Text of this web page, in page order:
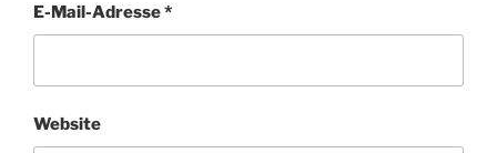
E-Mail-Adresse*
Website